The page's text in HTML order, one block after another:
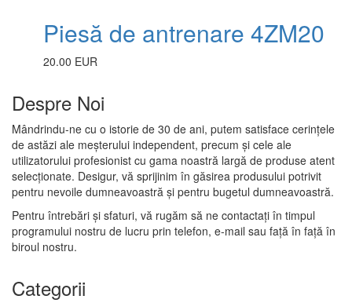
Piesă de antrenare 4ZM20
20.00 EUR
Despre Noi
Mândrindu-ne cu o istorie de 30 de ani, putem satisface cerințele
de astăzi ale meșterului independent, precum și cele ale
utilizatorului profesionist cu gama noastră largă de produse atent
selecționate. Desigur, vă sprijinim în găsirea produsului potrivit
pentru nevoile dumneavoastră și pentru bugetul dumneavoastră.
Pentru întrebări și sfaturi, vă rugăm să ne contactați în timpul
programului nostru de lucru prin telefon, e-mail sau față în față în
biroul nostru.
Categorii